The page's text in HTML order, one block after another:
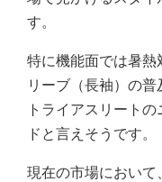
す。
特に機能面では暑熱
リーブ（長袖）の普
トライアスリート
ドと言えそうです。
現在の市場において